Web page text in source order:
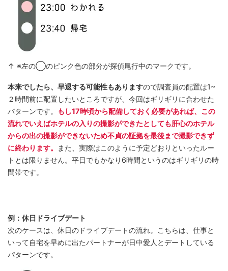
↑ ※左の◯のピンク色の部分が探偵尾行中のマークです。
本来でしたら、早退する可能性もありますので調査員の配置は1~
２時間前に配置したいところですが、今回はギリギリに合わせた
パターンです。
もし17時頃から配備しておく必要があれば、この
流れでいえばホテルの入りの撮影ができたとしても肝心のホテル
からの出の撮影ができないため不貞の証拠を最後まで撮影できず
に終わります。
また、実際はこのように予定どおりといったルー
トとは限りません。平日でもかなり6時間というのはギリギリの時
間帯です。
例：休日ドライブデート
次のケースは、休日のドライブデートの流れ。こちらは、仕事と
いって自宅を早めに出たパートナーが日中愛人とデートしている
パターンです。